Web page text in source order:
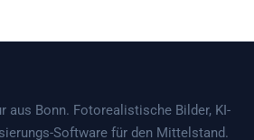
aus Bonn. Fotorealistische Bilder, KI-
Software für den Mittelstand.